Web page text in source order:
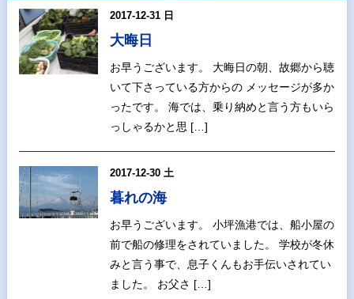
2017-12-31 日
大晦日
お早うございます。 大晦日の朝、故郷から聴
いて下さっている方からの メッセージが多か
ったです。 海では、乗り納めと言う方もいら
っしゃるかと思 […]
2017-12-30 土
暮れの海
お早うございます。 小坪漁港では、船小屋の
前で船の修理をされていました。 学校が冬休
みと言う事で、息子くんもお手伝いされてい
ました。 お父さ […]